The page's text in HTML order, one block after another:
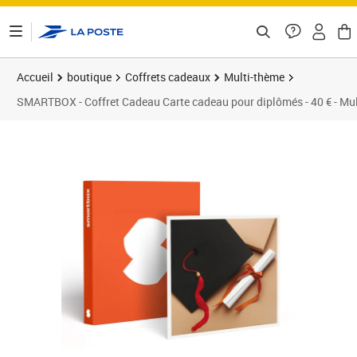
Accueil boutique Coffrets cadeaux
Multi-thème
SMARTBOX - Coffret Cadeau Carte cadeau pour diplômés - 40 € -